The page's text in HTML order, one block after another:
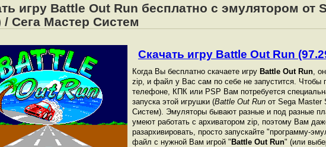
игру Battle Out Run бесплатно с эмулятором от
/ Сега Мастер Систем
Скачать игру Battle Out Run
Когда Вы бесплатно скачаете игру Battle Out Run,
zip, и файл у Вас сам по себе не запустится. Чтобы
телефоне, КПК или PSP Вам потребуется
запуска этой игрушки (Battle Out Run от Sega Master
Систем). Эмуляторы бывают разные и под разные
умеют работать с архиватором zip, поэтому Вам
разархивировать, просто запускайте "программу-
файл с нужной Вам игрой " Battle Out Run" (или